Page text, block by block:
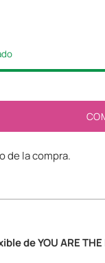
de la compra.
de YOU ARE THE